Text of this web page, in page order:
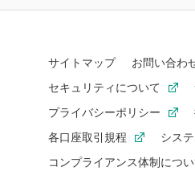
サイトマップ
お問い合わ
セキュリティについて
プライバシーポリシー
各口座取引規程
シス
コンプライアンス体制につ